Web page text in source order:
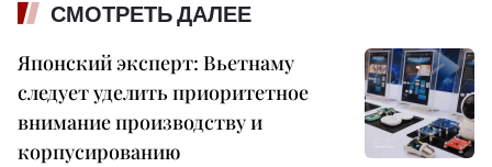
СМОТРЕТЬ ДАЛЕЕ
Японский эксперт: Вьетнаму
следует уделить приоритетное
внимание производству и
корпусированию